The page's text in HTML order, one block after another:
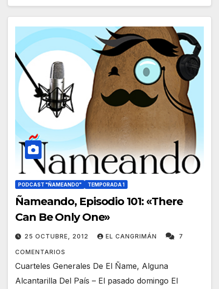
PODCAST "ÑAMEANDO" TEMPORADA 1
Ñameando, Episodio 101: «There
Can Be Only One»
25 OCTUBRE, 2012 EL CANGRIMÁN 7
COMENTARIOS
Cuarteles Generales De El Ñame, Alguna
Alcantarilla Del País – El pasado domingo El